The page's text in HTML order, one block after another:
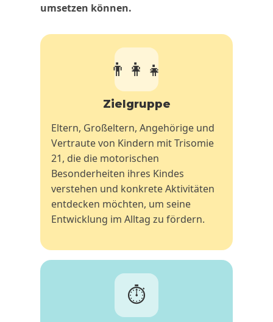
umsetzen können.
👨‍👩‍👧
Zielgruppe
Eltern, Großeltern, Angehörige und
Vertraute von Kindern mit Trisomie
21, die die motorischen
Besonderheiten ihres Kindes
verstehen und konkrete Aktivitäten
entdecken möchten, um seine
Entwicklung im Alltag zu fördern.
⏱️